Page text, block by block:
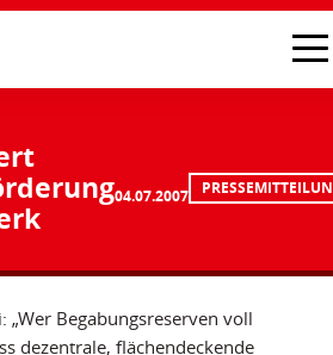
04.07.2007
„Wer Begabungsreserven voll
dezentrale, flächendeckende